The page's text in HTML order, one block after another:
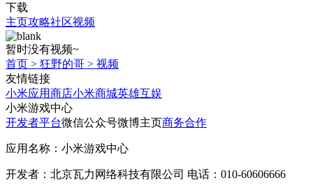
下载
主页攻略社区视频
暂时没有视频~
首页 > 狂野的哥 > 视频
友情链接
小米应用商店小米商城英雄互娱
小米游戏中心
开发者平台微信公众号微博主页商务合作
应用名称：小米游戏中心
开发者：北京瓦力网络科技有限公司 电话：010-60606666